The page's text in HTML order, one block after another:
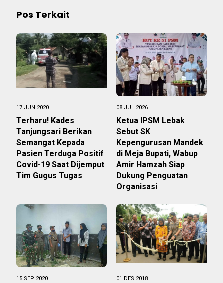
Pos Terkait
17 JUN 2020
Terharu! Kades
Tanjungsari Berikan
Semangat Kepada
Pasien Terduga Positif
Covid-19 Saat Dijemput
Tim Gugus Tugas
08 JUL 2026
Ketua IPSM Lebak
Sebut SK
Kepengurusan Mandek
di Meja Bupati, Wabup
Amir Hamzah Siap
Dukung Penguatan
Organisasi
15 SEP 2020 01 DES 2018